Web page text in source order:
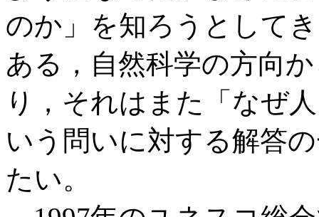
のか」を知ろうとして
ある，自然科学の方向
り，それはまた「なぜ
いう問いに対する解答
たい。